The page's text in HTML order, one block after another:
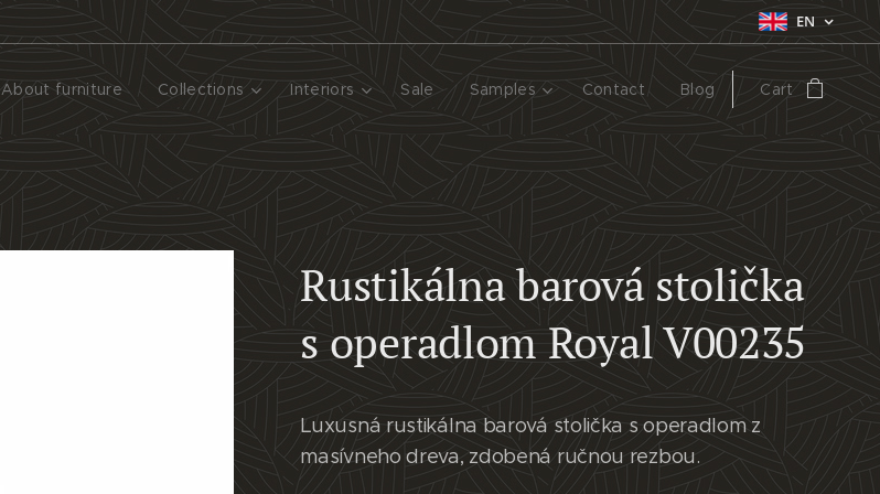
EN
About furniture Collections Interiors Sale Samples Contact Blog Cart
Rustikálna barová stolička
s operadlom Royal V00235
Luxusná rustikálna barová stolička s operadlom z
masívneho dreva, zdobená ručnou rezbou.